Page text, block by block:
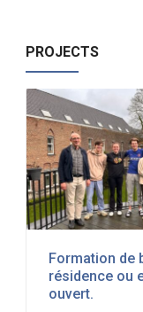
PROJECTS
Formation de
résidence ou
ouvert.